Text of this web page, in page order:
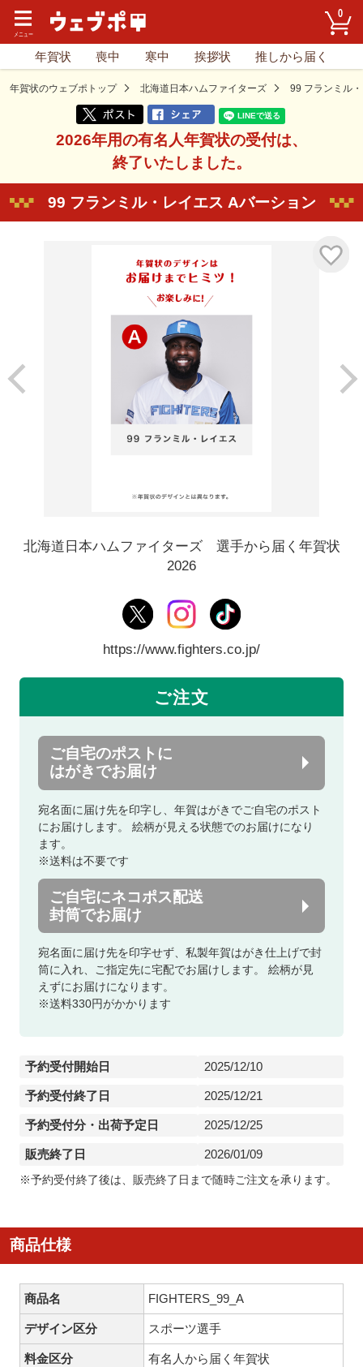
0
年賀状 喪中 寒中 挨拶状 推しから届く
年賀状のウェブポトップ 北海道日本ハムファイターズ 99 フランミル
2026年用の有名人年賀状の受付は、
終了いたしました。
99 フランミル・レイエス Aバーション
北海道日本ハムファイターズ 選手から届く年賀状
2026
https://www.fighters.co.jp/
ご注文
ご自宅のポストに
はがきでお届け
宛名面に届け先を印字し、年賀はがきでご自宅のポスト
にお届けします。
絵柄が見える状態でのお届けになり
ます。
※送料は不要です
ご自宅にネコポス配送
封筒でお届け
宛名面に届け先を印字せず、私製年賀はがき仕上げで封
筒に入れ、ご指定先に宅配でお届けします。
絵柄が見
えずにお届けになります。
※送料330円がかかります
予約受付開始日 2025/12/10
予約受付終了日 2025/12/21
予約受付分・出荷予定日 2025/12/25
販売終了日 2026/01/09
※予約受付終了後は、販売終了日まで随時ご注文を承ります。
商品仕様
商品名 FIGHTERS_99_A
デザイン区分 スポーツ選手
料金区分 有名人から届く年賀状